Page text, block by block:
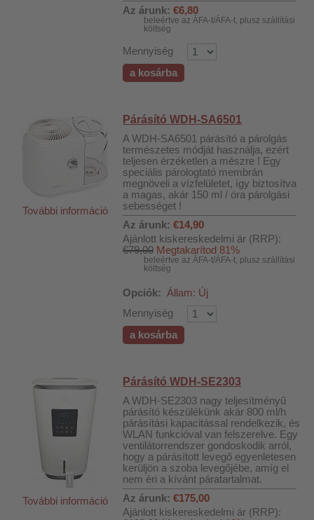
Az árunk: €6,80
beleértve az ÁFA-t/ÁFA-t, plusz szállítási
költség
Mennyiség
a kosárba
További információ
Párásító WDH-SA6501
A WDH-SA6501 párásító a párolgás
természetes módját használja, ezért
teljesen érzéketlen a mészre ! Egy
speciális párologtató membrán
megnöveli a vízfelületet, így biztosítva
a magas, akár 150 ml / óra párolgási
sebességet !
Az árunk: €14,90
Ajánlott kiskereskedelmi ár (RRP):
€79,00 Megtakarítod 81%
beleértve az ÁFA-t/ÁFA-t, plusz szállítási
költség
Opciók: Állam: Új
Mennyiség
a kosárba
További információ
Párásító WDH-SE2303
A WDH-SE2303 nagy teljesítményű
párásító készülékünk akár 800 ml/h
párásítási kapacitással rendelkezik, és
WLAN funkcióval van felszerelve. Egy
ventilátorrendszer gondoskodik arról,
hogy a párásított levegő egyenletesen
kerüljön a szoba levegőjébe, amíg el
nem éri a kívánt páratartalmat.
Az árunk: €175,00
Ajánlott kiskereskedelmi ár (RRP):